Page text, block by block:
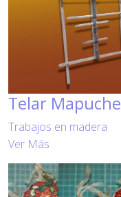
Telar Mapuche
Trabajos en madera
Ver Más